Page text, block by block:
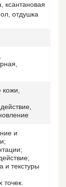
ксантановая
отдушка
кожи,
и
и текстуры
точек.